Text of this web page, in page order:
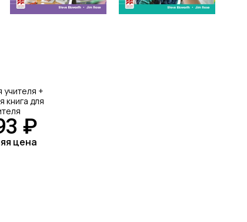
учителя +
книга для
₽
цена